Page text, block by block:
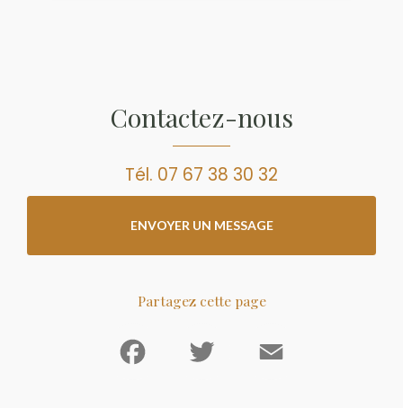
Contactez-nous
Tél. 07 67 38 30 32
ENVOYER UN MESSAGE
Partagez cette page